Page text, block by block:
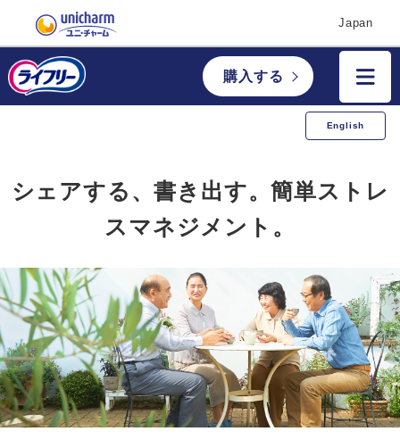
Japan
購入する
English
シェアする、書き出す。簡単ストレ
スマネジメント。